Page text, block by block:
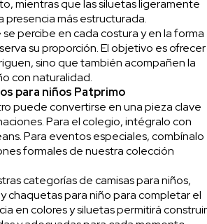
mientras que las siluetas ligeramente
más estructurada.
percibe en cada costura y en la forma
su proporción. El objetivo es ofrecer
sino que también acompañen la
con naturalidad.
para niños Patprimo
puede convertirse en una pieza clave
Para el colegio, intégralo con
Para eventos especiales, combínalo
formales de nuestra colección
categorías de camisas para niños,
chaquetas para niño para completar el
en colores y siluetas permitirá construir